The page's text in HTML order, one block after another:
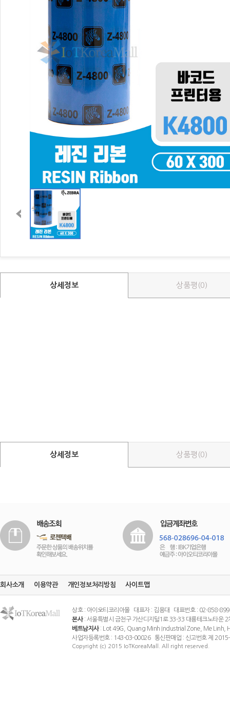
상세정보 상품평(0)
상세정보 상품평(0)
회사소개 이용약관 개인정보처리방침 사이트맵
상호 : 아이오티코리아몰 대표자 : 김용대 대표번호 : 02-858-
본사: 서울특별시 금천구 가산디지털1로 33-33 대륭테크노타운
베트남지사: Lot 49G, Quang Minh Industrial Zone, Me Linh,
사업자등록번호 : 143-03-00026 통신판매업 : 신고번호 제
Copyright (c) 2015 IoTKoreaMall. All right reserved.